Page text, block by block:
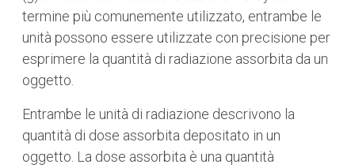
termine più comunemente utilizzato, entrambe le
unità possono essere utilizzate con precisione per
esprimere la quantità di radiazione assorbita da un
oggetto.
Entrambe le unità di radiazione descrivono la
quantità di dose assorbita depositato in un
oggetto. La dose assorbita è una quantità